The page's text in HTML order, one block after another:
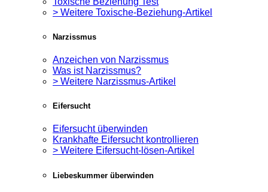
> Weitere Toxische-Beziehung-Artikel
Narzissmus
Anzeichen von Narzissmus
Was ist Narzissmus?
> Weitere Narzissmus-Artikel
Eifersucht
Eifersucht überwinden
Krankhafte Eifersucht kontrollieren
> Weitere Eifersucht-lösen-Artikel
Liebeskummer überwinden